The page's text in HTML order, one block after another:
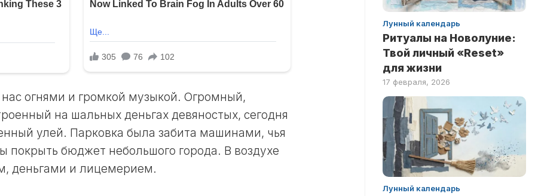
18
ЛУННЫЙ
ДЕНЬ
20
ДЕНЬ
21
И
НЕДЕЛЮ
В
ГОД
ЛУННЫЙ
КАЛЕНДАРЬ
СТРИЖЕК
В
огнями и громкой музыкой. Огромный,
на шальных деньгах девяностых, сегодня
улей. Парковка была забита машинами, чья
покрыть бюджет небольшого города. В воздухе
деньгами и лицемерием.
Лунный календарь
Ритуалы на Новолуние:
Твой личный «Reset»
для жизни
17 февраля, 2026
Лунный календарь